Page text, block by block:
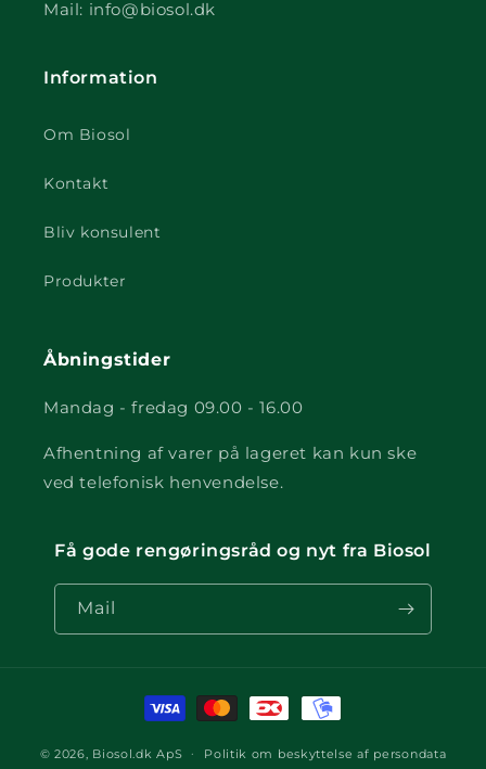
Mail: info@biosol.dk
Information
Om Biosol
Kontakt
Bliv konsulent
Produkter
Åbningstider
Mandag - fredag 09.00 - 16.00
Afhentning af varer på lageret kan kun ske
ved telefonisk henvendelse.
Få gode rengøringsråd og nyt fra Biosol
Mail
Betalingsmetoder
© 2026, Biosol.dk ApS Politik om beskyttelse af persondata